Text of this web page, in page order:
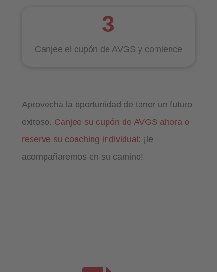
Canjee el cupón de AVGS y comience
Aprovecha la oportunidad de tener un futuro
exitoso. Canjee su cupón de AVGS ahora o
reserve su coaching individual: ¡le
acompañaremos en su camino!